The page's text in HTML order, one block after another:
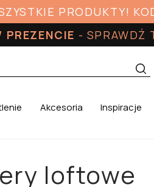
PRODUKTY!
PREZENCIE - SPRAWDŹ
Akcesoria Inspiracje
loftowe